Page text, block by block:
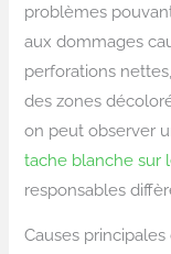
problèmes
aux dommages
perforations
des zones
on peut observer
tache blanche sur
responsables
Causes